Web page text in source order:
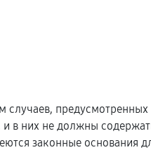
в них не должны
законные основания